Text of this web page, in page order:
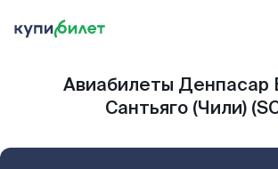
Авиабилеты Денпасар
Сантьяго (Чили)